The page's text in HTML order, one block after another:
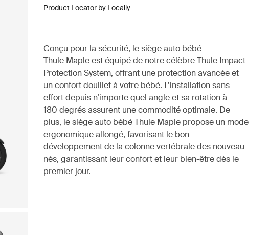
Product Locator by Locally
Conçu pour la sécurité, le siège auto bébé
Thule Maple est équipé de notre célèbre Thule Impact
Protection System, offrant une protection avancée et
un confort douillet à votre bébé. L’installation sans
effort depuis n’importe quel angle et sa rotation à
180 degrés assurent une commodité optimale. De
plus, le siège auto bébé Thule Maple propose un mode
ergonomique allongé, favorisant le bon
développement de la colonne vertébrale des nouveau-
nés, garantissant leur confort et leur bien-être dès le
premier jour.